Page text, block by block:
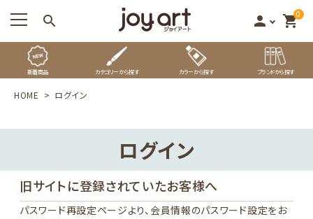
search person 0
shopping_cart
新着商品 カテゴリーから探す カラーから探す ブランドから探す
HOME ログイン
ログイン
旧サイトに登録されていたお客様へ
パスワード再設定ページより、会員情報のパスワード設定をお